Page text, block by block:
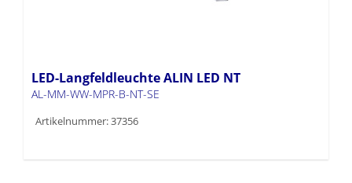
LED-Langfeldleuchte ALIN LED NT
AL-MM-WW-MPR-B-NT-SE
Artikelnummer: 37356